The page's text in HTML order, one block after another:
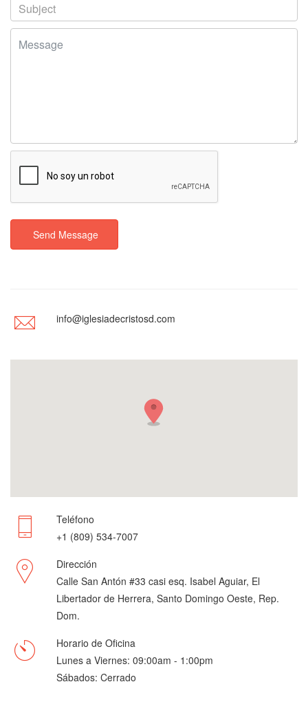
Send Message
info@iglesiadecristosd.com
Teléfono
+1 (809) 534-7007
Dirección
Calle San Antón #33 casi esq. Isabel Aguiar, El
Libertador de Herrera, Santo Domingo Oeste, Rep.
Dom.
Horario de Oficina
Lunes a Viernes: 09:00am - 1:00pm
Sábados: Cerrado